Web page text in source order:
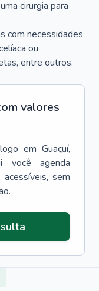
cirurgia para
com necessidades
ou
entre outros.
valores
em Guaçuí,
você agenda
sem